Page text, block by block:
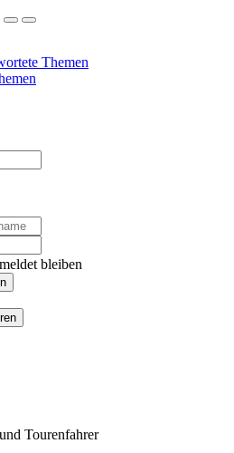
Themen
bleiben
Tourenfahrer